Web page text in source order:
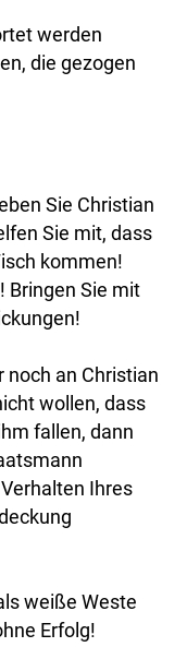
werden
die gezogen
Sie Christian
Sie mit, dass
kommen!
Bringen Sie mit
noch an Christian
wollen, dass
fallen, dann
Ihres
weiße Weste
Erfolg!